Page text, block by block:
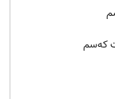
که‌سم